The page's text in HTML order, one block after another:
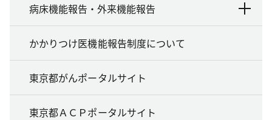
病床機能報告・外来機能報告
かかりつけ医機能報告制度について
東京都がんポータルサイト
東京都ＡＣＰポータルサイト